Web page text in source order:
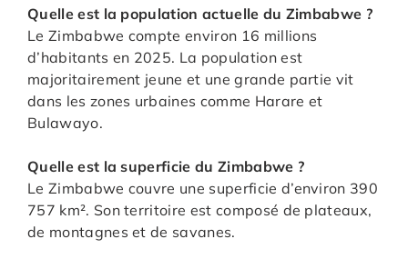
Quelle est la population actuelle du Zimbabwe ?
Le Zimbabwe compte environ 16 millions
d’habitants en 2025. La population est
majoritairement jeune et une grande partie vit
dans les zones urbaines comme Harare et
Bulawayo.
Quelle est la superficie du Zimbabwe ?
Le Zimbabwe couvre une superficie d’environ 390
757 km². Son territoire est composé de plateaux,
de montagnes et de savanes.